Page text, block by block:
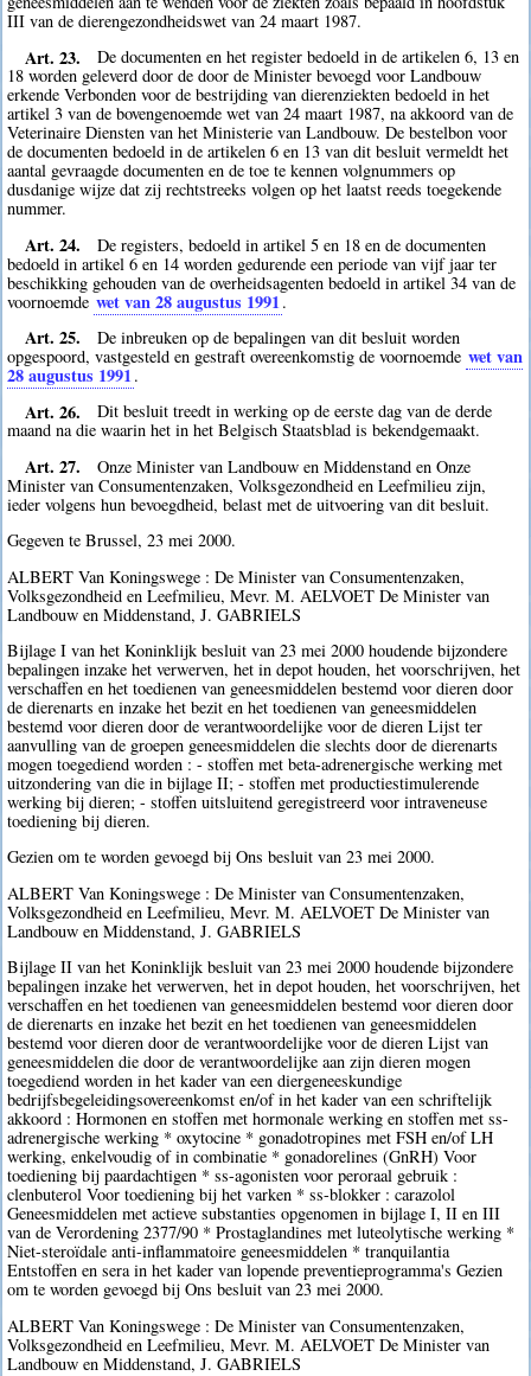
III van de dierengezondheidswet van 24 maart 1987.
Art. 23.
De documenten en het register bedoeld in de artikelen 6, 13 en
18 worden geleverd door de door de Minister bevoegd voor Landbouw
erkende Verbonden voor de bestrijding van dierenziekten bedoeld in het
artikel 3 van de bovengenoemde wet van 24 maart 1987, na akkoord van de
Veterinaire Diensten van het Ministerie van Landbouw. De bestelbon voor
de documenten bedoeld in de artikelen 6 en 13 van dit besluit vermeldt het
aantal gevraagde documenten en de toe te kennen volgnummers op
dusdanige wijze dat zij rechtstreeks volgen op het laatst reeds toegekende
nummer.
Art. 24.
De registers, bedoeld in artikel 5 en 18 en de documenten
bedoeld in artikel 6 en 14 worden gedurende een periode van vijf jaar ter
beschikking gehouden van de overheidsagenten bedoeld in artikel 34 van de
voornoemde wet van 28 augustus 1991.
Art. 25.
De inbreuken op de bepalingen van dit besluit worden
opgespoord, vastgesteld en gestraft overeenkomstig de voornoemde wet van
28 augustus 1991.
Art. 26.
Dit besluit treedt in werking op de eerste dag van de derde
maand na die waarin het in het Belgisch Staatsblad is bekendgemaakt.
Art. 27.
Onze Minister van Landbouw en Middenstand en Onze
Minister van Consumentenzaken, Volksgezondheid en Leefmilieu zijn,
ieder volgens hun bevoegdheid, belast met de uitvoering van dit besluit.
Gegeven te Brussel, 23 mei 2000.
ALBERT Van Koningswege : De Minister van Consumentenzaken,
Volksgezondheid en Leefmilieu, Mevr. M. AELVOET De Minister van
Landbouw en Middenstand, J. GABRIELS
Bijlage I van het Koninklijk besluit van 23 mei 2000 houdende bijzondere
bepalingen inzake het verwerven, het in depot houden, het voorschrijven, het
verschaffen en het toedienen van geneesmiddelen bestemd voor dieren door
de dierenarts en inzake het bezit en het toedienen van geneesmiddelen
bestemd voor dieren door de verantwoordelijke voor de dieren Lijst ter
aanvulling van de groepen geneesmiddelen die slechts door de dierenarts
mogen toegediend worden : - stoffen met beta-adrenergische werking met
uitzondering van die in bijlage II; - stoffen met productiestimulerende
werking bij dieren; - stoffen uitsluitend geregistreerd voor intraveneuse
toediening bij dieren.
Gezien om te worden gevoegd bij Ons besluit van 23 mei 2000.
ALBERT Van Koningswege : De Minister van Consumentenzaken,
Volksgezondheid en Leefmilieu, Mevr. M. AELVOET De Minister van
Landbouw en Middenstand, J. GABRIELS
Bijlage II van het Koninklijk besluit van 23 mei 2000 houdende bijzondere
bepalingen inzake het verwerven, het in depot houden, het voorschrijven, het
verschaffen en het toedienen van geneesmiddelen bestemd voor dieren door
de dierenarts en inzake het bezit en het toedienen van geneesmiddelen
bestemd voor dieren door de verantwoordelijke voor de dieren Lijst van
geneesmiddelen die door de verantwoordelijke aan zijn dieren mogen
toegediend worden in het kader van een diergeneeskundige
bedrijfsbegeleidingsovereenkomst en/of in het kader van een schriftelijk
akkoord : Hormonen en stoffen met hormonale werking en stoffen met ss-
adrenergische werking * oxytocine * gonadotropines met FSH en/of LH
werking, enkelvoudig of in combinatie * gonadorelines (GnRH) Voor
toediening bij paardachtigen * ss-agonisten voor peroraal gebruik :
clenbuterol Voor toediening bij het varken * ss-blokker : carazolol
Geneesmiddelen met actieve substanties opgenomen in bijlage I, II en III
van de Verordening 2377/90 * Prostaglandines met luteolytische werking *
Niet-steroïdale anti-inflammatoire geneesmiddelen * tranquilantia
Entstoffen en sera in het kader van lopende preventieprogramma's Gezien
om te worden gevoegd bij Ons besluit van 23 mei 2000.
ALBERT Van Koningswege : De Minister van Consumentenzaken,
Volksgezondheid en Leefmilieu, Mevr. M. AELVOET De Minister van
Landbouw en Middenstand, J. GABRIELS